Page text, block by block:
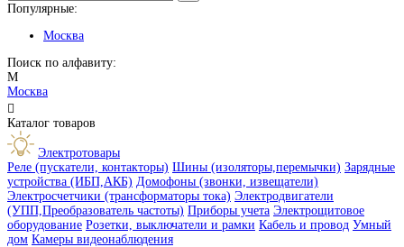
Популярные:
Москва
Поиск по алфавиту:
М
Москва

Каталог товаров
Электротовары
Реле (пускатели, контакторы) Шины (изоляторы,перемычки) Зарядные
устройства (ИБП,АКБ) Домофоны (звонки, извещатели)
Электросчетчики (трансформаторы тока) Электродвигатели
(УПП,Преобразователь частоты) Приборы учета Электрощитовое
оборудование Розетки, выключатели и рамки Кабель и провод Умный
дом Камеры видеонаблюдения